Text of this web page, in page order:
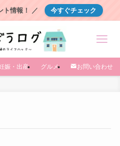
ト情報！ ／ 今すぐチェック
娠・出産 グルメ お問い合わせ